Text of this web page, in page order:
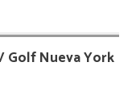
Golf Nueva York